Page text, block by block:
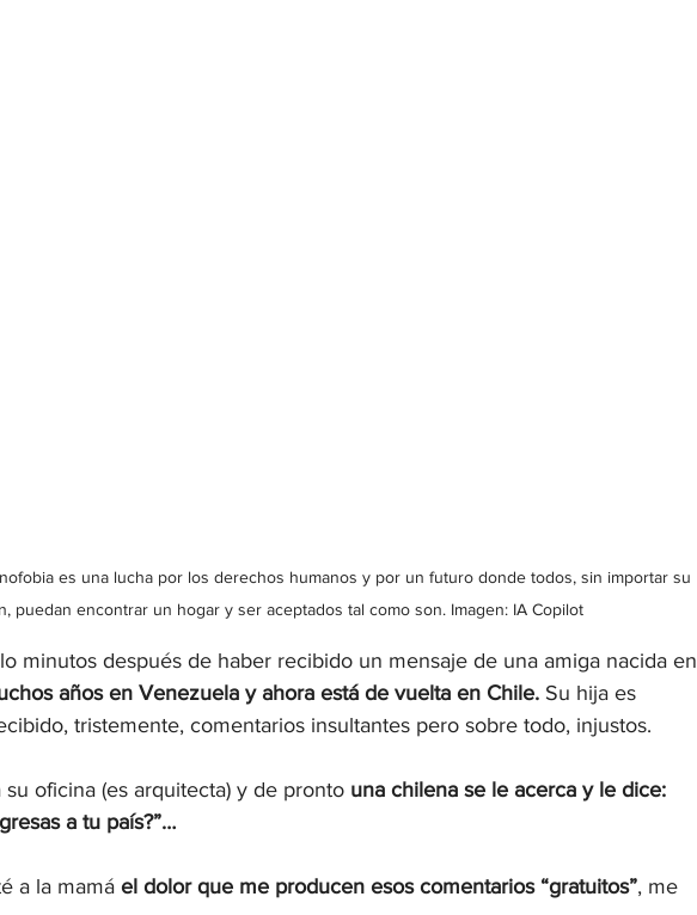
es una lucha por los derechos humanos y por un futuro donde todos, sin importar su
puedan encontrar un hogar y ser aceptados tal como son. Imagen: IA Copilot
minutos después de haber recibido un mensaje de una amiga nacida
años en Venezuela y ahora está de vuelta en Chile. Su hija es
tristemente, comentarios insultantes pero sobre todo, injustos.
su oficina (es arquitecta) y de pronto una chilena se le acerca y le dice:
a tu país?”…
a la mamá el dolor que me producen esos comentarios “gratuitos”, me